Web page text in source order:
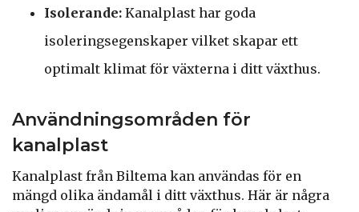
Isolerande: Kanalplast har goda
isoleringsegenskaper vilket skapar ett
optimalt klimat för växterna i ditt växthus.
Användningsområden för
kanalplast
Kanalplast från Biltema kan användas för en
mängd olika ändamål i ditt växthus. Här är några